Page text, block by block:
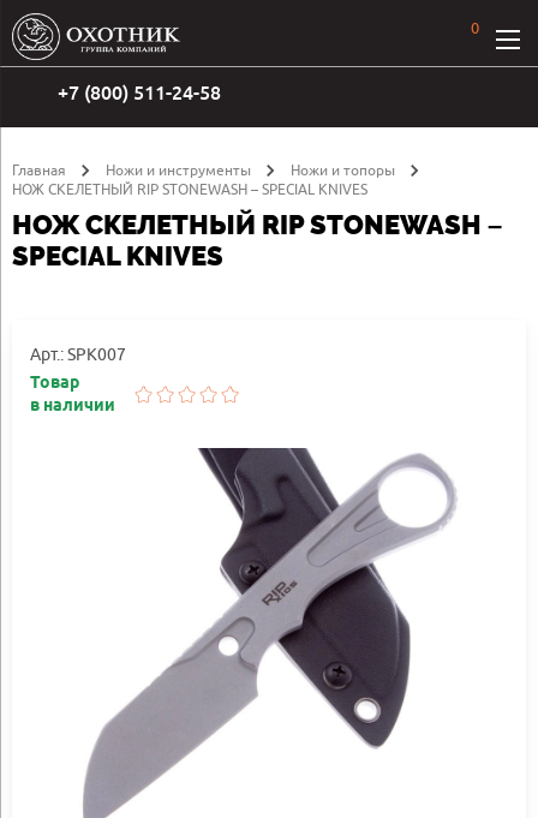
+7 (800) 511-24-58
0
Главная Ножи и инструменты
Ножи и топоры
НОЖ СКЕЛЕТНЫЙ RIP STONEWASH – SPECIAL KNIVES
НОЖ СКЕЛЕТНЫЙ RIP STONEWASH –
SPECIAL KNIVES
Арт.: SPK007
Товар
в наличии